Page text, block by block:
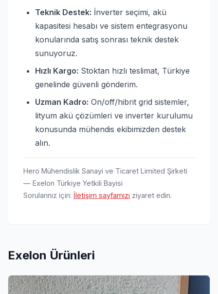
Teknik Destek: İnverter seçimi, akü
kapasitesi hesabı ve sistem entegrasyonu
konularında satış sonrası teknik destek
sunuyoruz.
Hızlı Kargo: Stoktan hızlı teslimat, Türkiye
genelinde güvenli gönderim.
Uzman Kadro: On/off/hibrit grid sistemler,
lityum akü çözümleri ve inverter kurulumu
konusunda mühendis ekibimizden destek
alın.
Hero Mühendislik Sanayi ve Ticaret Limited Şirketi
— Exelon Türkiye Yetkili Bayisi
Sorularınız için: İletişim sayfamızı ziyaret edin.
Exelon Ürünleri